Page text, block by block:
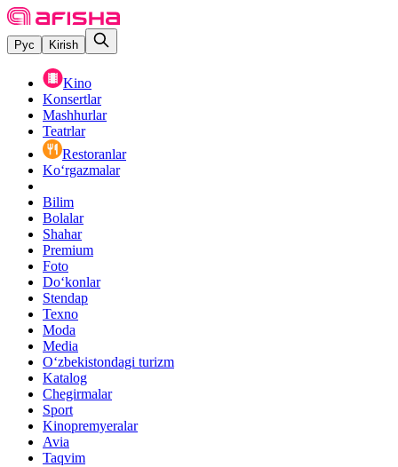
Рус Kirish
Kino
Konsertlar
Mashhurlar
Teatrlar
Restoranlar
Ko‘rgazmalar
Bilim
Bolalar
Shahar
Premium
Foto
Do‘konlar
Stendap
Texno
Moda
Media
O‘zbekistondagi turizm
Katalog
Chegirmalar
Sport
Kinopremyeralar
Avia
Taqvim